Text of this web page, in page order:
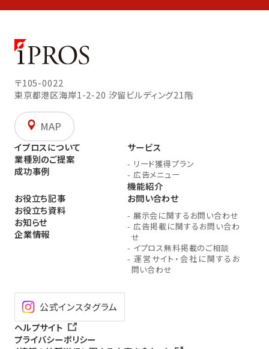
〒105-0022
東京都港区海岸1-2-20 汐留ビルディング21階
MAP
イプロスについて
業種別のご提案
成功事例
サービス
- リード獲得プラン
- 広告メニュー
機能紹介
お役立ち記事
お役立ち資料
お知らせ
企業情報
お問い合わせ
- 展示会に関するお問い合わせ
- 広告掲載に関するお問い合わ
せ
- イプロス無料掲載のご相談
- 運営サイト・会社に関するお
問い合わせ
公式インスタグラム
ヘルプサイト
プライバシーポリシー